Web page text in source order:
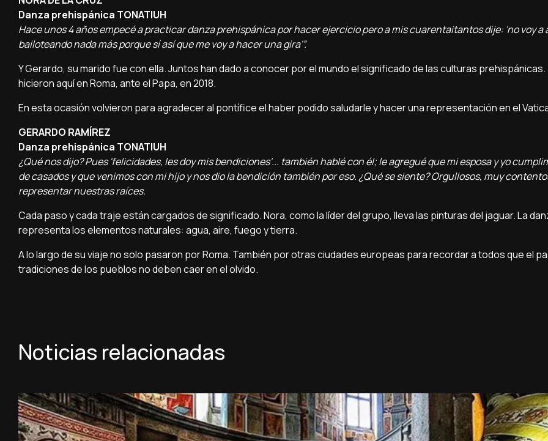
Danza prehispánica TONATIUH
Hace unos 4 años empecé a practicar danza prehispánica por hacer ejercicio pero a mis cuarentaitantos dije: 'no voy a
bailoteando nada más porque sí así que me voy a hacer una gira'”.
Y Gerardo, su marido fue con ella. Juntos han dado a conocer por el mundo el significado de las culturas prehispánicas.
hicieron aquí en Roma, ante el Papa, en 2018.
En esta ocasión volvieron para agradecer al pontífice el haber podido saludarle y hacer una representación en el
GERARDO RAMÍREZ
Danza prehispánica TONATIUH
¿Qué nos dijo? Pues 'felicidades, les doy mis bendiciones'... también hablé con él; le agregué que mi esposa y yo
de casados y que venimos con mi hijo y nos dio la bendición también por eso. ¿Qué se siente? Orgullosos, muy
representar nuestras raíces.
Cada paso y cada traje están cargados de significado. Nora, como la líder del grupo, lleva las pinturas del jaguar. La
representa los elementos naturales: agua, aire, fuego y tierra.
A lo largo de su viaje no solo pasaron por Roma. También por otras ciudades europeas para recordar a todos que el
tradiciones de los pueblos no deben caer en el olvido.
Noticias relacionadas